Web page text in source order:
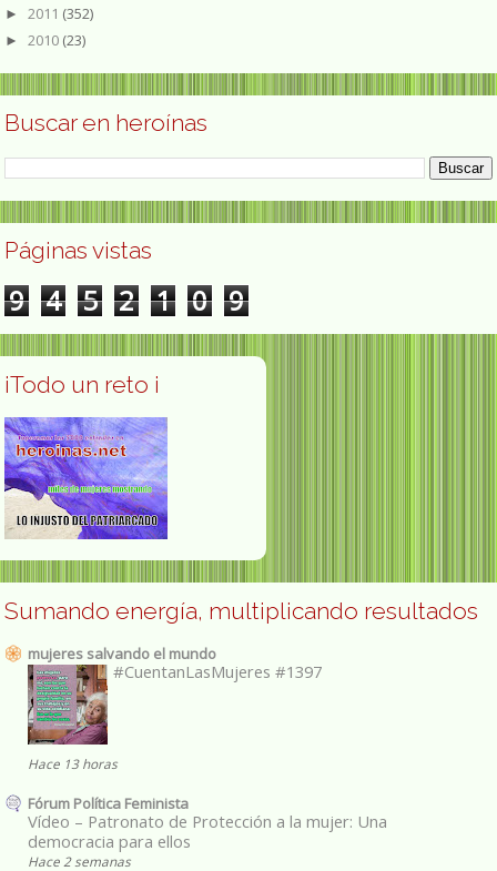
► 2011 (352)
► 2010 (23)
Buscar en heroínas
Páginas vistas
9 4 5 2 1 0 9
¡Todo un reto ¡
Sumando energía, multiplicando resultados
mujeres salvando el mundo
#CuentanLasMujeres #1397
Hace 13 horas
Fórum Política Feminista
Vídeo – Patronato de Protección a la mujer: Una
democracia para ellos
Hace 2 semanas